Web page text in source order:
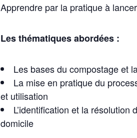
Apprendre par la pratique à
Les thématiques abordées :
Les bases du compostage et
La mise en pratique du
et utilisation
L’identification et la
domicile